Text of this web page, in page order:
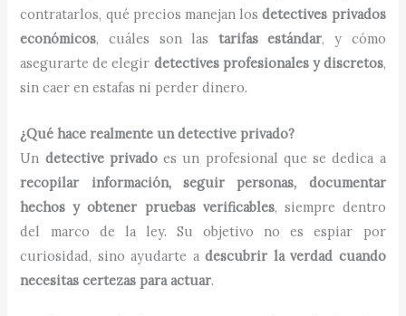
contratarlos, qué precios manejan losdetectives privados
económicos, cuáles son las tarifas estándar, y cómo
asegurarte de elegir detectives profesionales y discretos,
sin caer en estafas ni perder dinero.
¿Qué hace realmente un detective privado?
Un detective privadoes un profesional que se dedica a
recopilar información, seguir personas, documentar
hechos y obtener pruebas verificables, siempre dentro
del marco de la ley. Su objetivo no es espiar por
curiosidad, sino ayudarte adescubrir la verdad cuando
necesitas certezas para actuar.